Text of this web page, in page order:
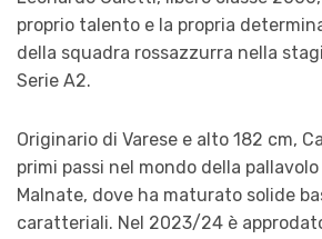
proprio talento e la propria
della squadra rossazzurra nella
Serie A2.
Originario di Varese e alto 182 cm,
primi passi nel mondo della pallavolo
Malnate, dove ha maturato solide
caratteriali. Nel 2023/24 è